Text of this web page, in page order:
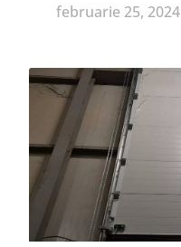
februarie 25, 2024